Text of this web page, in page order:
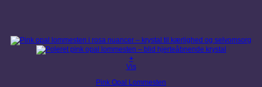
+
Vis
Pink Opal Lommesten